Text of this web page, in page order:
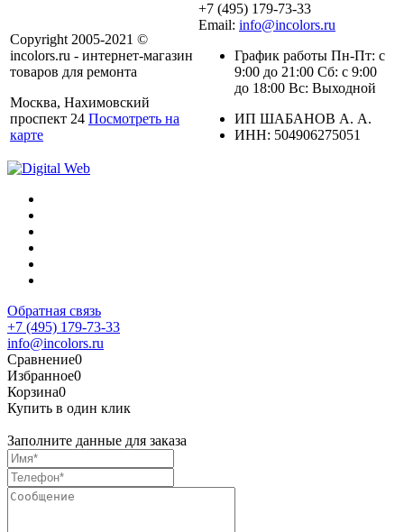
Copyright 2005-2021 ©
incolors.ru - интернет-магазин
товаров для ремонта
Москва, Нахимовский
проспект 24 Посмотреть на
карте
+7 (495) 179-73-33
Email: info@incolors.ru
График работы Пн-Пт: с
9:00 до 21:00 Сб: с 9:00
до 18:00 Вс: Выходной
ИП ШАБАНОВ А. А.
ИНН: 504906275051
Обратная связь
+7 (495) 179-73-33
info@incolors.ru
Сравнение0
Избранное0
Корзина0
Купить в один клик
Заполните данные для заказа